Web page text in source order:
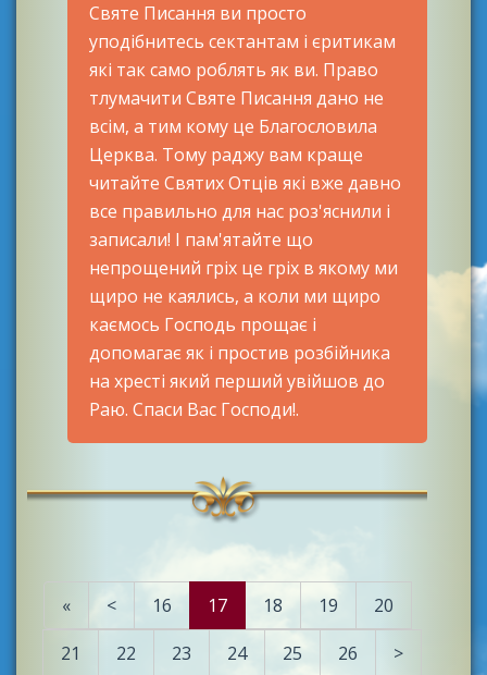
Святе Писання ви просто
уподібнитесь сектантам і єритикам
які так само роблять як ви. Право
тлумачити Святе Писання дано не
всім, а тим кому це Благословила
Церква. Тому раджу вам краще
читайте Святих Отців які вже давно
все правильно для нас роз'яснили і
записали! І пам'ятайте що
непрощений гріх це гріх в якому ми
щиро не каялись, а коли ми щиро
каємось Господь прощає і
допомагає як і простив розбійника
на хресті який перший увійшов до
Раю. Спаси Вас Господи!.
« < 16 17 18 19
20
21
22 23 24 25 26 >